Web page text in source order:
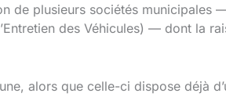
de plusieurs sociétés municipales
des Véhicules) — dont la
alors que celle-ci dispose déjà